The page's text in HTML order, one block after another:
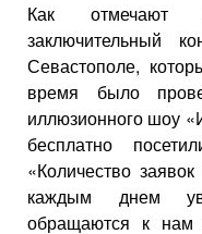
Как отмечают
заключительный
Севастополе,
время было
иллюзионного шоу
бесплатно
«Количество
каждым днем
обращаются к